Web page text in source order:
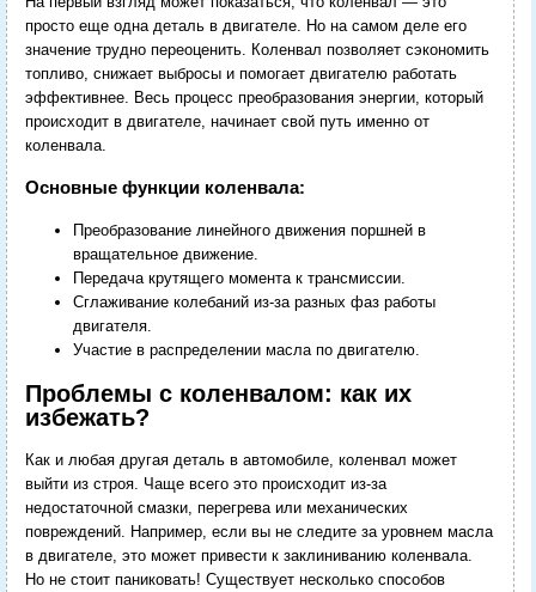
просто еще одна деталь в двигателе. Но на самом деле его
значение трудно переоценить. Коленвал позволяет сэкономить
топливо, снижает выбросы и помогает двигателю работать
эффективнее. Весь процесс преобразования энергии, который
происходит в двигателе, начинает свой путь именно от
коленвала.
Основные функции коленвала:
Преобразование линейного движения поршней в
вращательное движение.
Передача крутящего момента к трансмиссии.
Сглаживание колебаний из-за разных фаз работы
двигателя.
Участие в распределении масла по двигателю.
Проблемы с коленвалом: как их
избежать?
Как и любая другая деталь в автомобиле, коленвал может
выйти из строя. Чаще всего это происходит из-за
недостаточной смазки, перегрева или механических
повреждений. Например, если вы не следите за уровнем масла
в двигателе, это может привести к заклиниванию коленвала.
Но не стоит паниковать! Существует несколько способов